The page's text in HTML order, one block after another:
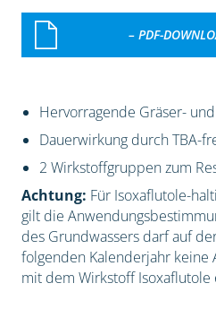
– PDF-
Hervorragende Gräser-
Dauerwirkung durch TBA-
2 Wirkstoffgruppen zum
Achtung: Für Isoxaflutole-
gilt die
des Grundwassers darf auf
folgenden Kalenderjahr keine
mit dem Wirkstoff Isoxaflutole